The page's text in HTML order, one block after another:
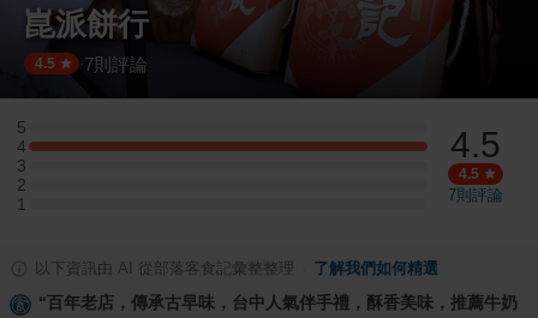
崑派餅行
4.5 ·7則評論
5
5 星：0 則評論
4
4 星：1 則評論
3
3 星：0 則評論
2
2 星：0 則評論
1
1 星：0 則評論
4.5
4.5
7則評論
以下資訊由 AI 從部落客食記彙整整理 了解我們如何精選
“百年老店，傳承古早味，台中人氣伴手禮，酥香美味，推薦牛奶